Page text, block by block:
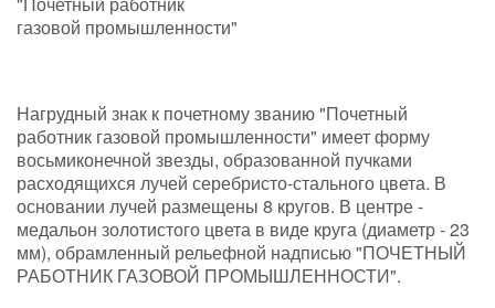
газовой промышленности"
Нагрудный знак к почетному званию "Почетный
работник газовой промышленности" имеет форму
восьмиконечной звезды, образованной пучками
расходящихся лучей серебристо-стального цвета. В
основании лучей размещены 8 кругов. В центре -
медальон золотистого цвета в виде круга (диаметр - 23
мм), обрамленный рельефной надписью "ПОЧЕТНЫЙ
РАБОТНИК ГАЗОВОЙ ПРОМЫШЛЕННОСТИ".